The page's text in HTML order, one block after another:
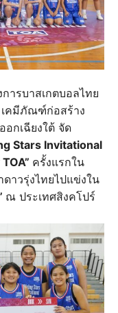
ารบาสเกตบอลไทย
คมีภัณฑ์ก่อสร้าง
อกเฉียงใต้ จัด
Stars Invitational
ครั้งแรกใน
าวรุ่งไทยไปแข่งใน
ณ ประเทศสิงคโปร์